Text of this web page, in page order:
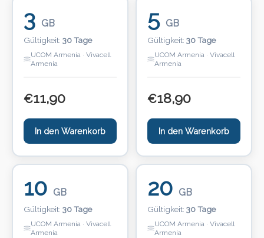
3 GB
Gültigkeit: 30 Tage
UCOM Armenia · Vivacell
Armenia
€11,90
In den Warenkorb
5 GB
Gültigkeit: 30 Tage
UCOM Armenia · Vivacell
Armenia
€18,90
In den Warenkorb
10 GB
Gültigkeit: 30 Tage
UCOM Armenia · Vivacell
Armenia
20 GB
Gültigkeit: 30 Tage
UCOM Armenia · Vivacell
Armenia